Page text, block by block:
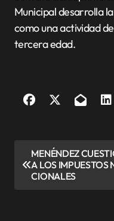
Municipal desarrolla
como una actividad
tercera edad.
a
MENÉNDEZ
A LOS IMPUESTOS
CIONALES